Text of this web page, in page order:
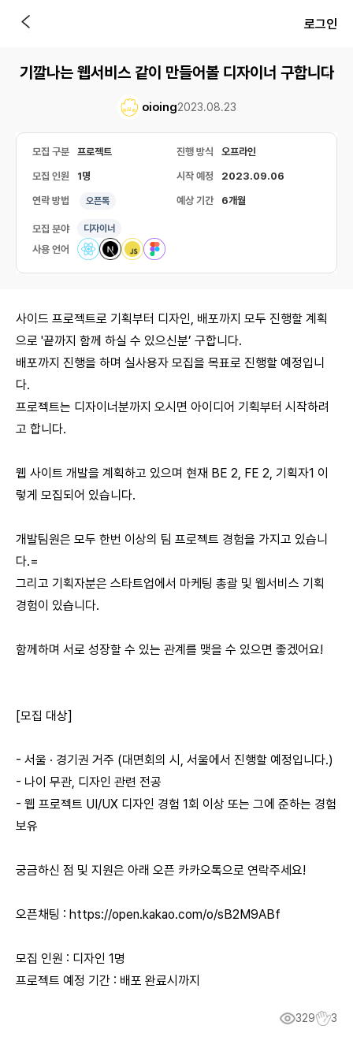
로그인
기깔나는 웹서비스 같이 만들어볼 디자이너 구합니다
oioing2023.08.23
모집 구분 프로젝트 진행 방식 오프라인
모집 인원 1명 시작 예정 2023.09.06
연락 방법 오픈톡 예상 기간 6개월
모집 분야 디자이너
사용 언어
사이드 프로젝트로 기획부터 디자인, 배포까지 모두 진행할 계획
으로 '끝까지 함께 하실 수 있으신분’ 구합니다.
배포까지 진행을 하며 실사용자 모집을 목표로 진행할 예정입니
다.
프로젝트는 디자이너분까지 오시면 아이디어 기획부터 시작하려
고 합니다.
웹 사이트 개발을 계획하고 있으며 현재 BE 2, FE 2, 기획자1 이
렇게 모집되어 있습니다.
개발팀원은 모두 한번 이상의 팀 프로젝트 경험을 가지고 있습니
다.=
그리고 기획자분은 스타트업에서 마케팅 총괄 및 웹서비스 기획
경험이 있습니다.
함께하며 서로 성장할 수 있는 관계를 맺을 수 있으면 좋겠어요!
[모집 대상]
- 서울 · 경기권 거주 (대면회의 시, 서울에서 진행할 예정입니다.)
- 나이 무관, 디자인 관련 전공
- 웹 프로젝트 UI/UX 디자인 경험 1회 이상 또는 그에 준하는 경험
보유
궁금하신 점 및 지원은 아래 오픈 카카오톡으로 연락주세요!
오픈채팅 : https://open.kakao.com/o/sB2M9ABf
모집 인원 : 디자인 1명
프로젝트 예정 기간 : 배포 완료시까지
329 3